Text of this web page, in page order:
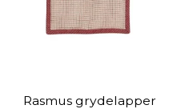
Rasmus grydelapper